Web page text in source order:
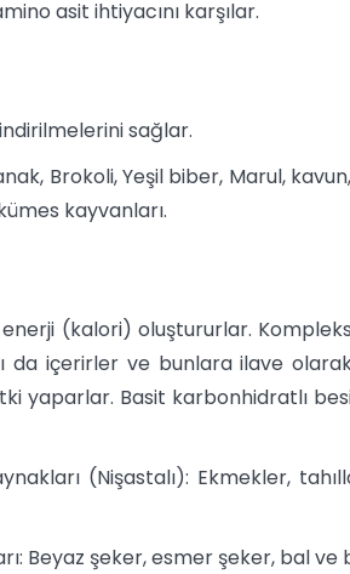
asit ihtiyacını karşılar.
sağlar.
Brokoli, Yeşil biber, Marul,
kayvanları.
(kalori) oluştururlar.
da içerirler ve bunlara ilave
yaparlar. Basit karbonhidratlı
(Nişastalı): Ekmekler,
Beyaz şeker, esmer şeker, bal ve